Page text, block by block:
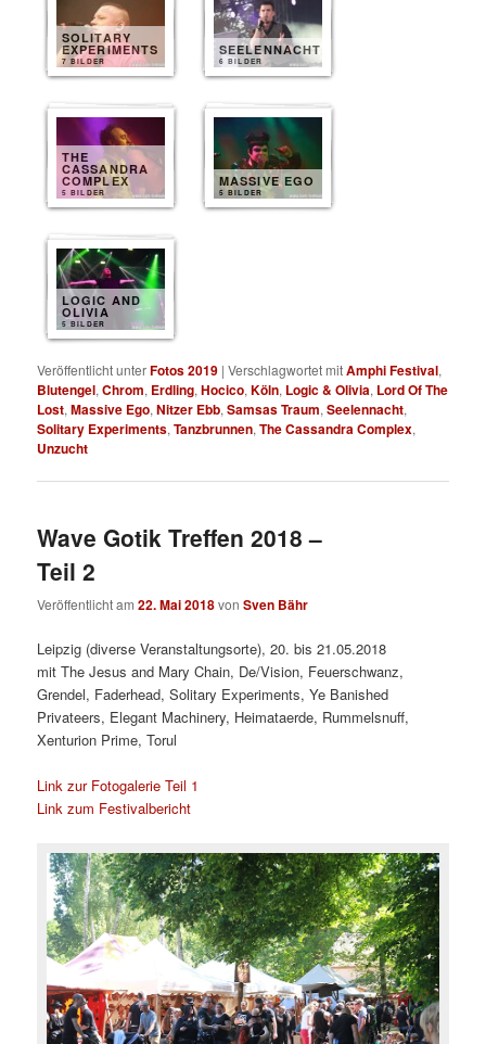
SOLITARY
EXPERIMENTS
7 BILDER
SEELENNACHT
6 BILDER
THE
CASSANDRA
COMPLEX
5 BILDER
MASSIVE EGO
5 BILDER
LOGIC AND
OLIVIA
5 BILDER
Veröffentlicht unterFotos 2019 |Verschlagwortet mitAmphi Festival,
Blutengel,Chrom, Erdling,Hocico,Köln, Logic & Olivia, Lord Of The
Lost,Massive Ego,Nitzer Ebb,Samsas Traum,Seelennacht,
Solitary Experiments,Tanzbrunnen,The Cassandra Complex,
Unzucht
Wave Gotik Treffen 2018 –
Teil 2
Veröffentlicht am22. Mai 2018vonSven Bähr
Leipzig (diverse Veranstaltungsorte), 20. bis 21.05.2018
mit The Jesus and Mary Chain, De/Vision, Feuerschwanz,
Grendel, Faderhead, Solitary Experiments, Ye Banished
Privateers, Elegant Machinery, Heimataerde, Rummelsnuff,
Xenturion Prime, Torul
Link zur Fotogalerie Teil 1
Link zum Festivalbericht